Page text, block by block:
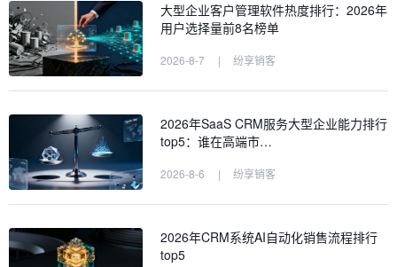
大型企业客户管理软件热度排行：2026年
用户选择量前8名榜单
2026-8-7 | 纷享销客
2026年SaaS CRM服务大型企业能力排行
top5：谁在高端市…
2026-8-6 | 纷享销客
2026年CRM系统AI自动化销售流程排行
top5